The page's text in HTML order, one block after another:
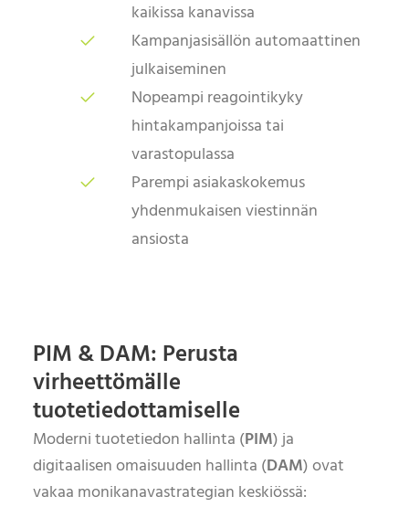
kaikissa kanavissa
Kampanjasisällön automaattinen
julkaiseminen
Nopeampi reagointikyky
hintakampanjoissa tai
varastopulassa
Parempi asiakaskokemus
yhdenmukaisen viestinnän
ansiosta
PIM & DAM: Perusta
virheettömälle
tuotetiedottamiselle
Moderni tuotetiedon hallinta (PIM) ja
digitaalisen omaisuuden hallinta (DAM) ovat
vakaa monikanavastrategian keskiössä: